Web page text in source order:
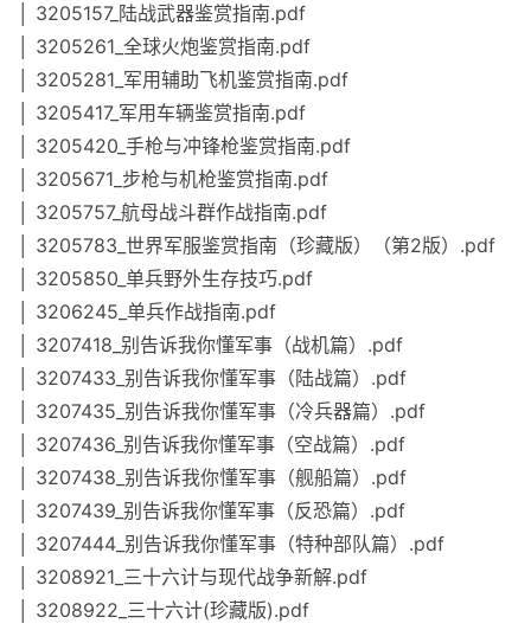
│ 3205157_陆战武器鉴赏指南.pdf
│ 3205261_全球火炮鉴赏指南.pdf
│ 3205281_军用辅助飞机鉴赏指南.pdf
│ 3205417_军用车辆鉴赏指南.pdf
│ 3205420_手枪与冲锋枪鉴赏指南.pdf
│ 3205671_步枪与机枪鉴赏指南.pdf
│ 3205757_航母战斗群作战指南.pdf
│ 3205783_世界军服鉴赏指南（珍藏版）（第2版）.pdf
│ 3205850_单兵野外生存技巧.pdf
│ 3206245_单兵作战指南.pdf
│ 3207418_别告诉我你懂军事（战机篇）.pdf
│ 3207433_别告诉我你懂军事（陆战篇）.pdf
│ 3207435_别告诉我你懂军事（冷兵器篇）.pdf
│ 3207436_别告诉我你懂军事（空战篇）.pdf
│ 3207438_别告诉我你懂军事（舰船篇）.pdf
│ 3207439_别告诉我你懂军事（反恐篇）.pdf
│ 3207444_别告诉我你懂军事（特种部队篇）.pdf
│ 3208921_三十六计与现代战争新解.pdf
│ 3208922_三十六计(珍藏版).pdf